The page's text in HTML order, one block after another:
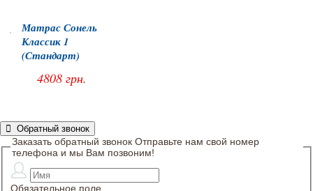
Матрас Сонель
Классик 1
(Стандарт)
4808 грн.
Обратный звонок
Заказать обратный звонокОтправьте нам свой номер
телефона и мы Вам позвоним!
Обязательное поле